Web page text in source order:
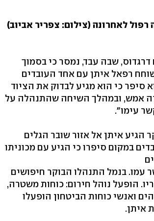
רפול לאחרונה (צילום: צפריר אביוב)
שבה עבד, נמסר כי בסמוך
שוחח רפאל איתן עם אחד העובדים
סיפר כי הוא מגיע לבדוק את הציוד
אמש, ובמהלך השיחה שהתנהלה על
עימו".
8 הבוקר הגיע איתן אל אזור שובר הגלים
במקום סיפרו כי הגיע עם מכוניתו
עמו. בנמל התנהלו הבוקר חיפושים
הופעל נוהל חירום: כוחות משטרה,
ואנשי כוחות הביטחון הופעלו
איתן.